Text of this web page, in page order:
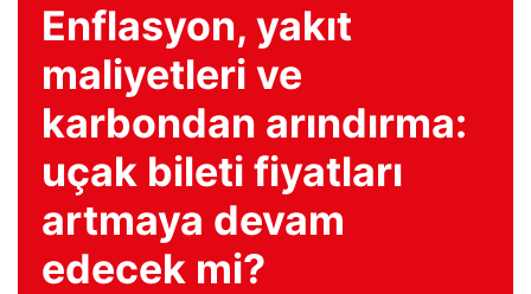
Enflasyon, yakıt
maliyetleri ve
karbondan arındırma:
uçak bileti fiyatları
artmaya devam
edecek mi?